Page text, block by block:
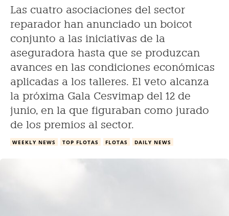
Las cuatro asociaciones del sector
reparador han anunciado un boicot
conjunto a las iniciativas de la
aseguradora hasta que se produzcan
avances en las condiciones económicas
aplicadas a los talleres. El veto alcanza
la próxima Gala Cesvimap del 12 de
junio, en la que figuraban como jurado
de los premios al sector.
WEEKLY NEWS TOP FLOTAS FLOTAS DAILY NEWS